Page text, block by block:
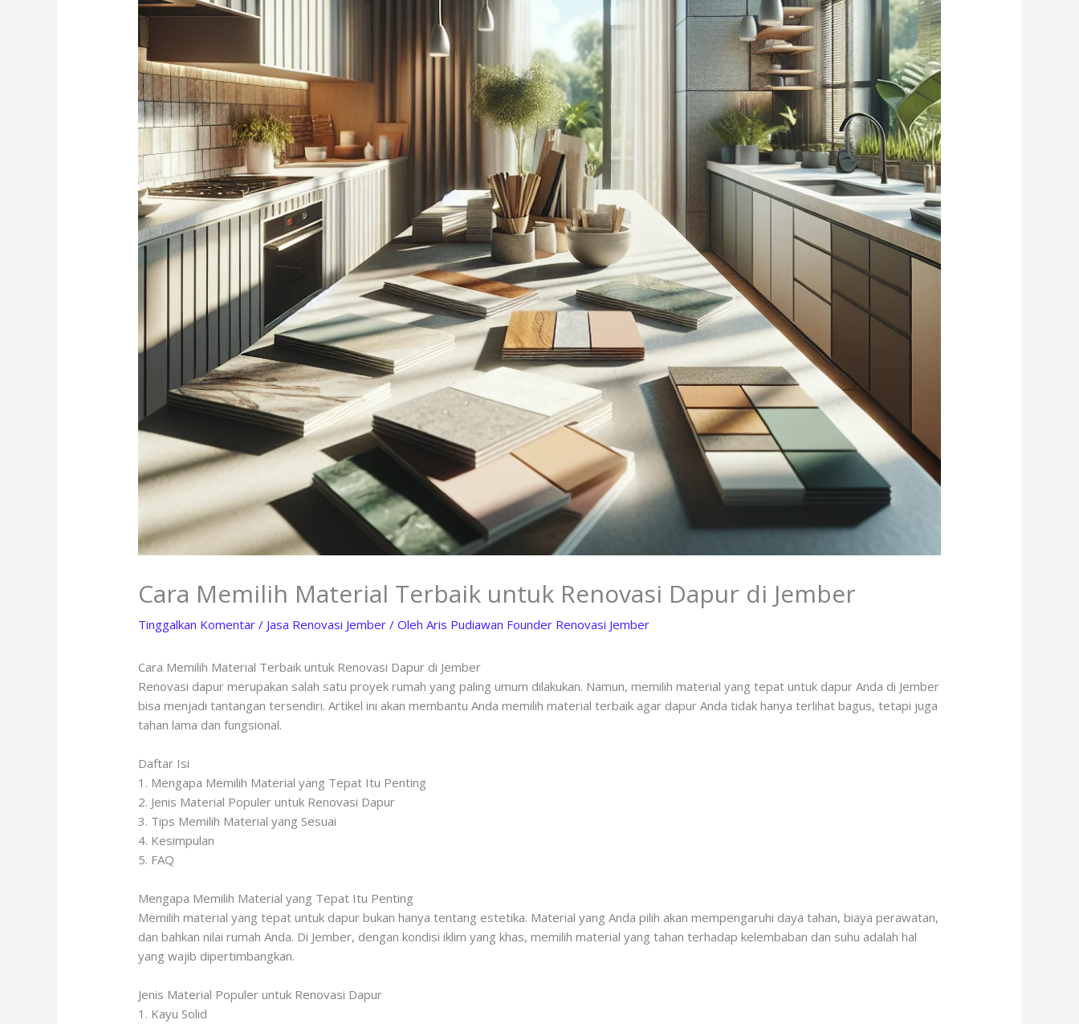
Cara Memilih Material Terbaik untuk Renovasi Dapur di Jember
Tinggalkan Komentar / Jasa Renovasi Jember / OlehAris Pudiawan Founder Renovasi Jember
Cara Memilih Material Terbaik untuk Renovasi Dapur di Jember
Renovasi dapur merupakan salah satu proyek rumah yang paling umum dilakukan. Namun, memilih material yang tepat untuk dapur Anda di Jember
bisa menjadi tantangan tersendiri. Artikel ini akan membantu Anda memilih material terbaik agar dapur Anda tidak hanya terlihat bagus, tetapi juga
tahan lama dan fungsional.
Daftar Isi
1. Mengapa Memilih Material yang Tepat Itu Penting
2. Jenis Material Populer untuk Renovasi Dapur
3. Tips Memilih Material yang Sesuai
4. Kesimpulan
5. FAQ
Mengapa Memilih Material yang Tepat Itu Penting
Memilih material yang tepat untuk dapur bukan hanya tentang estetika. Material yang Anda pilih akan mempengaruhi daya tahan, biaya perawatan,
dan bahkan nilai rumah Anda. Di Jember, dengan kondisi iklim yang khas, memilih material yang tahan terhadap kelembaban dan suhu adalah hal
yang wajib dipertimbangkan.
Jenis Material Populer untuk Renovasi Dapur
1. Kayu Solid